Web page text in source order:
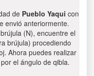
de Pueblo Yaqui con
envió anteriormente.
(N), encuentre el
brújula) procediendo
Ahora puedes realizar
el ángulo de qibla.